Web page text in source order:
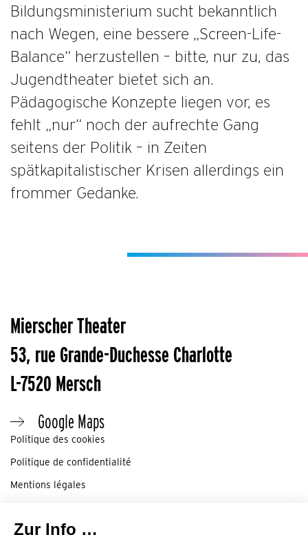
Bildungsministerium sucht bekanntlich
nach Wegen, eine bessere „Screen-Life-
Balance“ herzustellen – bitte, nur zu, das
Jugendtheater bietet sich an.
Pädagogische Konzepte liegen vor, es
fehlt „nur“ noch der aufrechte Gang
seitens der Politik – in Zeiten
spätkapitalistischer Krisen allerdings ein
frommer Gedanke.
Mierscher Theater
53, rue Grande-Duchesse Charlotte
L-7520 Mersch
Google Maps
Politique des cookies
Politique de confidentialité
Mentions légales
©2024 Mierscher Theater